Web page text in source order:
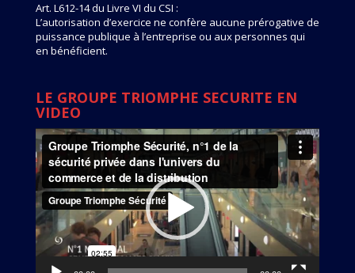
Art. L612-14 du Livre VI du CSI :
L’autorisation d’exercice ne confère aucune prérogative de
puissance publique à l’entreprise ou aux personnes qui
en bénéficient.
LE GROUPE TRIOMPHE SECURITE EN
VIDEO
Lecteur
vidéo